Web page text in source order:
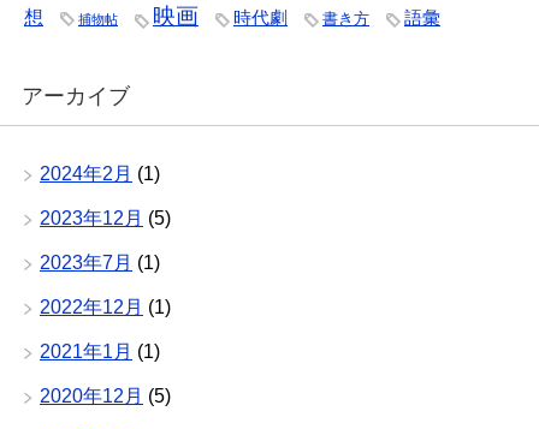
想
捕物帖 映画 時代劇 書き方 語彙
アーカイブ
2024年2月 (1)
2023年12月 (5)
2023年7月 (1)
2022年12月 (1)
2021年1月 (1)
2020年12月 (5)